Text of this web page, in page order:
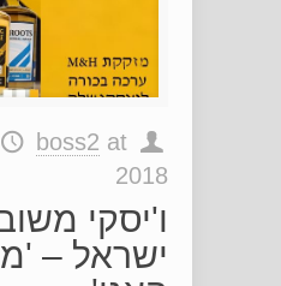
boss2 at
2018
ו'יסקי
ישראל –